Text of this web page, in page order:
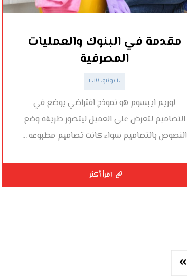
مقدمة في البنوك والعمليات
المصرفية
١٠ يونيو، ٢٠١٧
لوريم ايبسوم هو نموذج افتراضي يوضع في
التصاميم لتعرض على العميل ليتصور طريقه وضع
النصوص بالتصاميم سواء كانت تصاميم مطبوعه ...
اقرأ أكثر